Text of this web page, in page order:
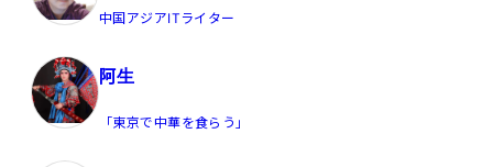
中国アジアITライター
阿生
「東京で中華を食らう」